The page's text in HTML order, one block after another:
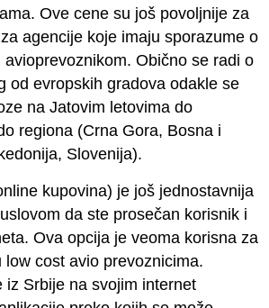
Ove cene su još povoljnije za
agencije koje imaju sporazume o
Obično se radi o
od evropskih gradova odakle se
na Jatovim letovima do
regiona (Crna Gora, Bosna i
Slovenija).
kupovina) je još jednostavnija
da ste prosečan korisnik i
Ova opcija je veoma korisna za
cost avio prevoznicima.
iz Srbije na svojim internet